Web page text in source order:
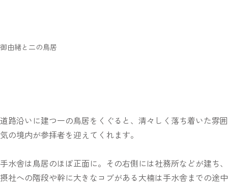
御由緒と二の鳥居
道路沿いに建つ一の鳥居をくぐると、清々しく落ち着いた雰囲
気の境内が参拝者を迎えてくれます。
手水舎は鳥居のほぼ正面に。その右側には社務所などが建ち、
摂社への階段や幹に大きなコブがある大楠は手水舎までの途中